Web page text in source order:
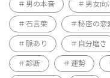
男の本音 男女向
石言葉 秘密の恋
脈あり 自分磨き
診断 運勢